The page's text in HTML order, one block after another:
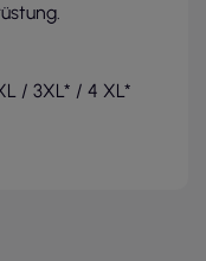
/ 3XL* / 4 XL*